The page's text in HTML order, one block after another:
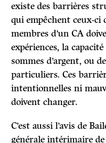
existe des barrières
qui empêchent ceux-ci
membres d’un CA
expériences, la
sommes d’argent, ou
particuliers. Ces
intentionnelles ni
doivent changer.
C’est aussi l’avis de
générale intérimaire